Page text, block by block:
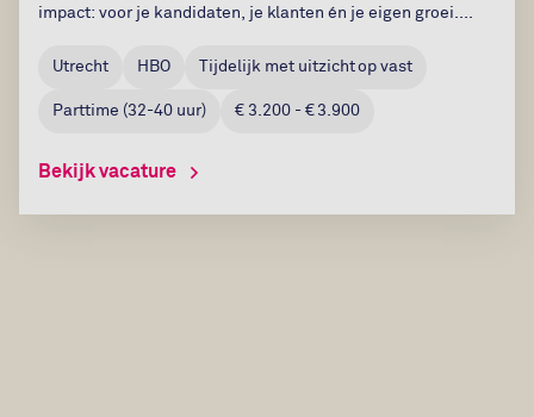
impact: voor je kandidaten, je klanten én je eigen groei....
Utrecht HBO Tijdelijk met uitzicht op vast
Parttime (32-40uur) € 3.200 - € 3.900
Bekijk vacature